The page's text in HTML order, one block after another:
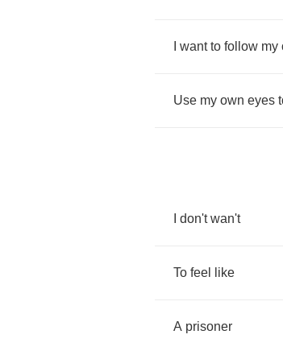
want to follow my
Use my own eyes
don't wan't
To feel like
A prisoner